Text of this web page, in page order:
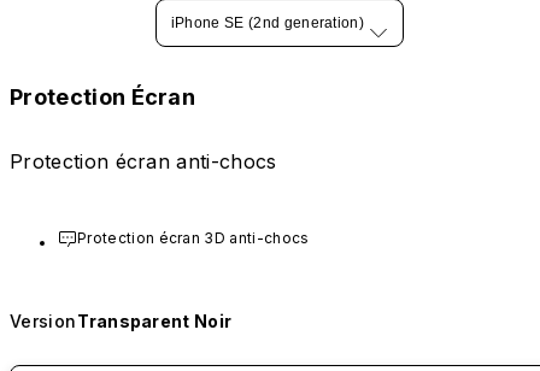
iPhone SE (2nd generation)
Protection Écran
Protection écran anti-chocs
Protection écran 3D anti-chocs
VersionTransparent Noir